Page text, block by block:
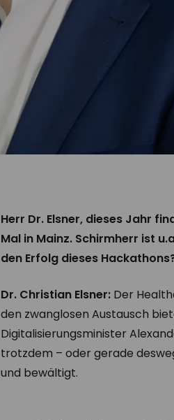
Herr Dr. Elsner, dieses Jahr
Mal in Mainz. Schirmherr ist
den Erfolg dieses
Dr. Christian Elsner: Der
den zwanglosen Austausch
Digitalisierungsminister
trotzdem – oder gerade
und bewältigt.